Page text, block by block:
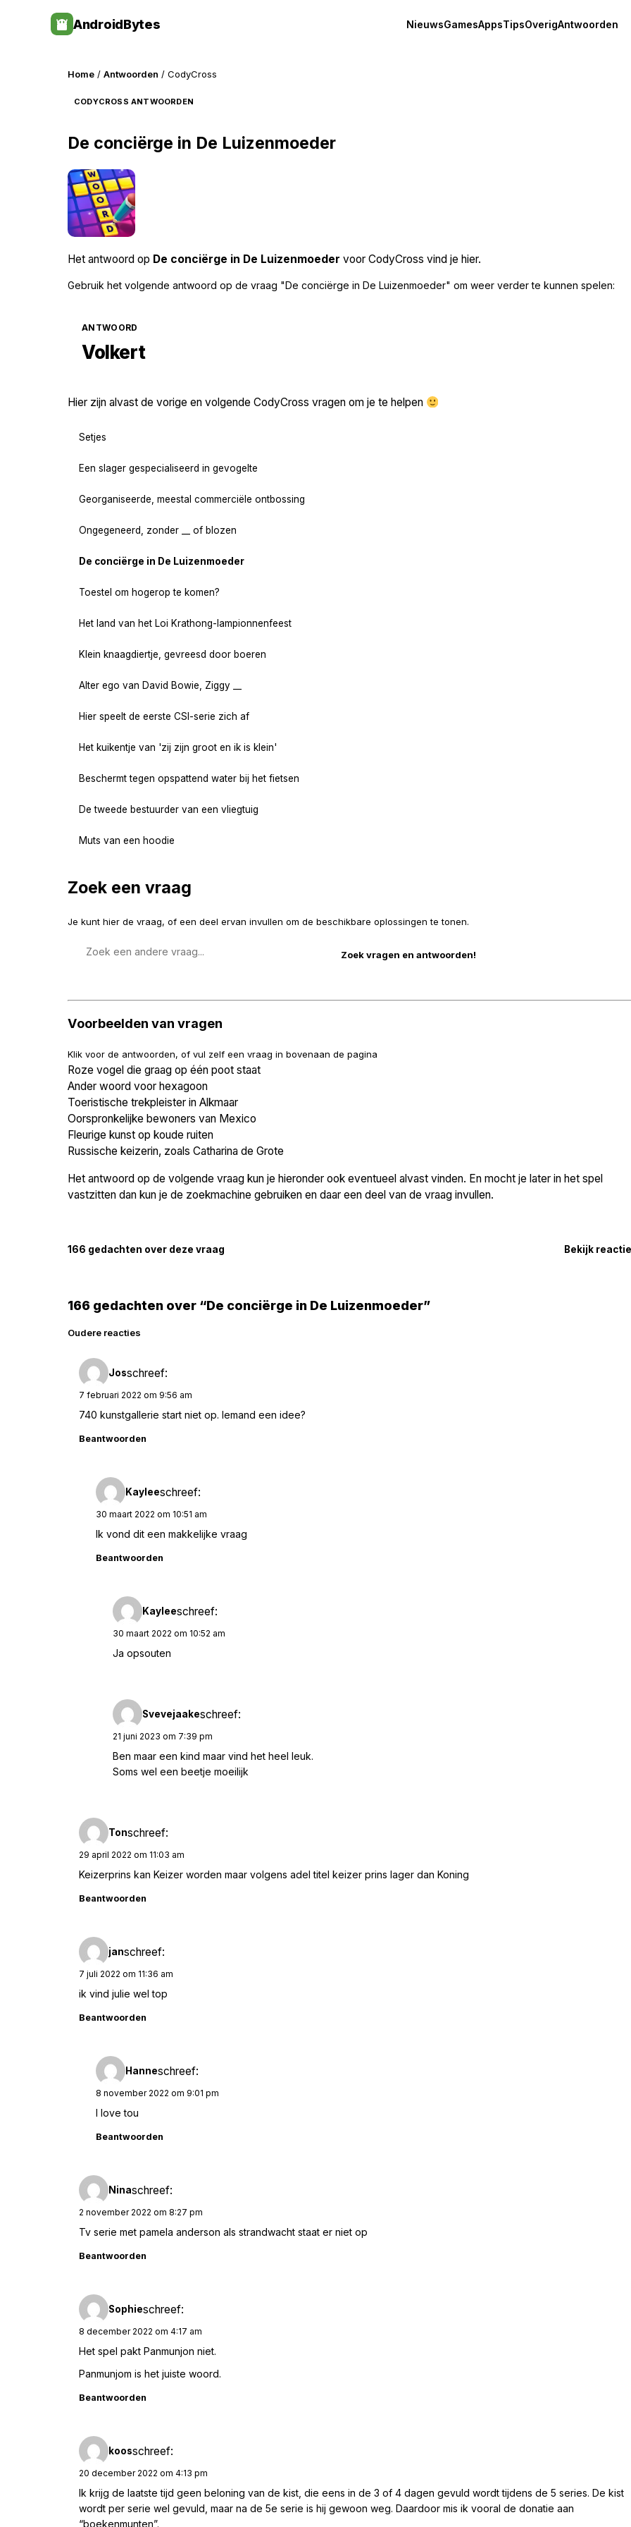
AndroidBytes NieuwsGamesAppsTipsOverigAntwoorden
Home / Antwoorden / CodyCross
CODYCROSS ANTWOORDEN
De conciërge in De Luizenmoeder
Het antwoord op De conciërge in De Luizenmoeder voor CodyCross vind je hier.
Gebruik het volgende antwoord op de vraag "De conciërge in De Luizenmoeder" om weer verder te kunnen spelen:
ANTWOORD
Volkert
Hier zijn alvast de vorige en volgende CodyCross vragen om je te helpen
Setjes
Een slager gespecialiseerd in gevogelte
Georganiseerde, meestal commerciële ontbossing
Ongegeneerd, zonder __ of blozen
De conciërge in De Luizenmoeder
Toestel om hogerop te komen?
Het land van het Loi Krathong-lampionnenfeest
Klein knaagdiertje, gevreesd door boeren
Alter ego van David Bowie, Ziggy __
Hier speelt de eerste CSI-serie zich af
Het kuikentje van 'zij zijn groot en ik is klein'
Beschermt tegen opspattend water bij het fietsen
De tweede bestuurder van een vliegtuig
Muts van een hoodie
Zoek een vraag
Je kunt hier de vraag, of een deel ervan invullen om de beschikbare oplossingen te tonen.
Voorbeelden van vragen
Klik voor de antwoorden, of vul zelf een vraag in bovenaan de pagina
Roze vogel die graag op één poot staat
Ander woord voor hexagoon
Toeristische trekpleister in Alkmaar
Oorspronkelijke bewoners van Mexico
Fleurige kunst op koude ruiten
Russische keizerin, zoals Catharina de Grote
Het antwoord op de volgende vraag kun je hieronder ook eventueel alvast vinden. En mocht je later in het spel
vastzitten dan kun je de zoekmachine gebruiken en daar een deel van de vraag invullen.
166 gedachten over deze vraag Bekijk
166 gedachten over “De conciërge in De Luizenmoeder”
Reacties
navigatie
Oudere reacties
Josschreef:
7 februari 2022 om 9:56 am
740 kunstgallerie start niet op. Iemand een idee?
Beantwoorden
Kayleeschreef:
30 maart 2022 om 10:51 am
Ik vond dit een makkelijke vraag
Beantwoorden
Kayleeschreef:
30 maart 2022 om 10:52 am
Ja opsouten
Svevejaakeschreef:
21 juni 2023 om 7:39 pm
Ben maar een kind maar vind het heel leuk.
Soms wel een beetje moeilijk
Tonschreef:
29 april 2022 om 11:03 am
Keizerprins kan Keizer worden maar volgens adel titel keizer prins lager dan Koning
Beantwoorden
janschreef:
7 juli 2022 om 11:36 am
ik vind julie wel top
Beantwoorden
Hanneschreef:
8 november 2022 om 9:01 pm
I love tou
Beantwoorden
Ninaschreef:
2 november 2022 om 8:27 pm
Tv serie met pamela anderson als strandwacht staat er niet op
Beantwoorden
Sophieschreef:
8 december 2022 om 4:17 am
Het spel pakt Panmunjon niet.
Panmunjom is het juiste woord.
Beantwoorden
koosschreef:
20 december 2022 om 4:13 pm
Ik krijg de laatste tijd geen beloning van de kist, die eens in de 3 of 4 dagen gevuld wordt tijdens de 5 series. De kist
wordt per serie wel gevuld, maar na de 5e serie is hij gewoon weg. Daardoor mis ik vooral de donatie aan
“boekenmunten”.